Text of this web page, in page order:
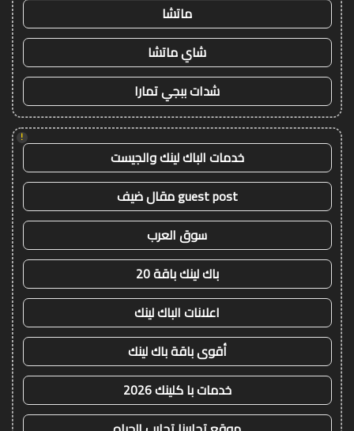
ماتشا
شاي ماتشا
شدات ببجي تمارا
!
خدمات الباك لينك والجيست
guest post مقال ضيف
سوق العرب
باك لينك باقة 20
اعلانات الباك لينك
أقوى باقة باك لينك
خدمات با كلينك 2026